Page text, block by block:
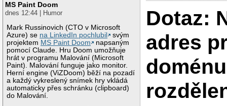
MS Paint Doom
dnes 12:44 | Humor
Mark Russinovich (CTO v Microsoft
Azure) se na LinkedIn pochlubil
svým
projektem MS Paint Doom
napsaným
pomocí Claude. Hru Doom umožňuje
hrát v programu Malování (Microsoft
Paint). Malování funguje jako monitor.
Herní engine (ViZDoom) běží na pozadí
a každý vykreslený snímek hry vkládá
automaticky přes schránku (clipboard)
do Malování.
Dotaz:
adres